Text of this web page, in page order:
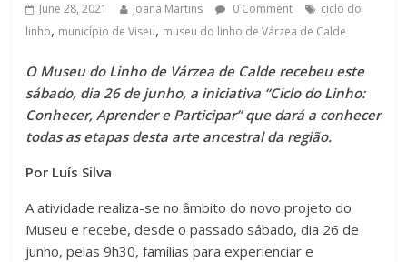
June 28, 2021 Joana Martins 0 Comment
ciclo do
linho, município de Viseu, museu do linho de Várzea de Calde
O Museu do Linho de Várzea de Calde recebeu este
sábado, dia 26 de junho, a iniciativa “Ciclo do Linho:
Conhecer, Aprender e Participar” que dará a conhecer
todas as etapas desta arte ancestral da região.
Por Luís Silva
A atividade realiza-se no âmbito do novo projeto do
Museu e recebe, desde o passado sábado, dia 26 de
junho, pelas 9h30, famílias para experienciar e